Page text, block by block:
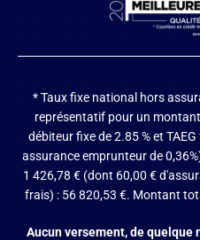
* Taux fixe national hors
représentatif pour un
débiteur fixe de 2.85 % et
assurance emprunteur de
1 426,78 € (dont 60,00 €
frais) : 56 820,53 €. Montant
Aucun versement, de quelque